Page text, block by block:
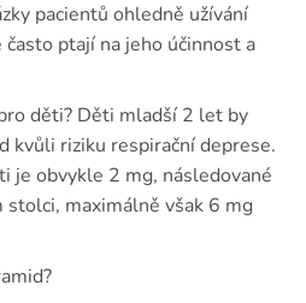
pacientů ohledně užívání
ptají na jeho účinnost a
děti? Děti mladší 2 let by
kvůli riziku respirační deprese.
je obvykle 2 mg, následované
stolci, maximálně však 6 mg